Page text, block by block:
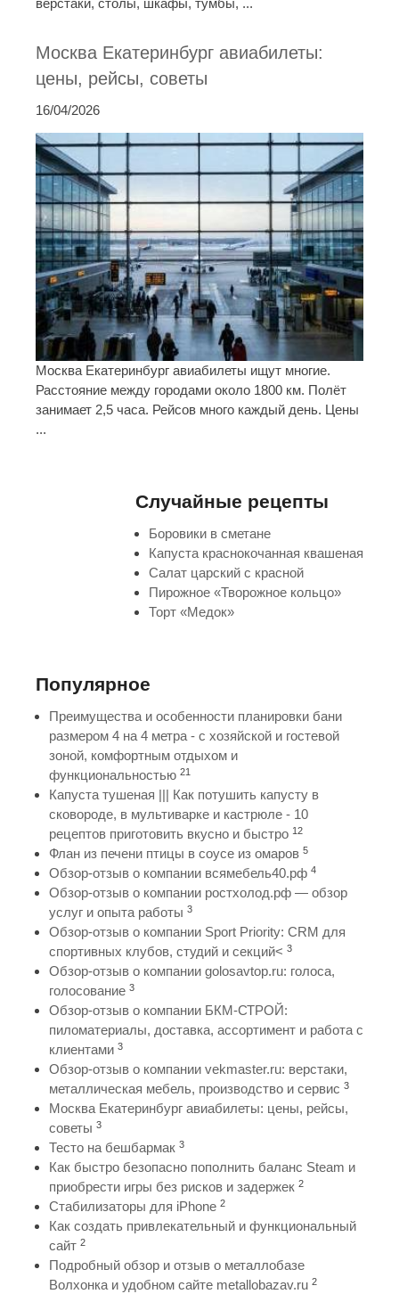
верстаки, столы, шкафы, тумбы, ...
Москва Екатеринбург авиабилеты:
цены, рейсы, советы
16/04/2026
Москва Екатеринбург авиабилеты ищут многие.
Расстояние между городами около 1800 км. Полёт
занимает 2,5 часа. Рейсов много каждый день. Цены
...
Случайные рецепты
Боровики в сметане
Капуста краснокочанная квашеная
Салат царский с красной
Пирожное «Творожное кольцо»
Торт «Медок»
Популярное
Преимущества и особенности планировки бани
размером 4 на 4 метра - с хозяйской и гостевой
зоной, комфортным отдыхом и
функциональностью 21
Капуста тушеная ||| Как потушить капусту в
сковороде, в мультиварке и кастрюле - 10
рецептов приготовить вкусно и быстро 12
Флан из печени птицы в соусе из омаров 5
Обзор-отзыв о компании всямебель40.рф 4
Обзор-отзыв о компании ростхолод.рф — обзор
услуг и опыта работы 3
Обзор-отзыв о компании Sport Priority: CRM для
спортивных клубов, студий и секций< 3
Обзор-отзыв о компании golosavtop.ru: голоса,
голосование 3
Обзор-отзыв о компании БКМ-СТРОЙ:
пиломатериалы, доставка, ассортимент и работа с
клиентами 3
Обзор-отзыв о компании vekmaster.ru: верстаки,
металлическая мебель, производство и сервис 3
Москва Екатеринбург авиабилеты: цены, рейсы,
советы 3
Тесто на бешбармак 3
Как быстро безопасно пополнить баланс Steam и
приобрести игры без рисков и задержек 2
Стабилизаторы для iPhone 2
Как создать привлекательный и функциональный
сайт 2
Подробный обзор и отзыв о металлобазе
Волхонка и удобном сайте metallobazav.ru 2